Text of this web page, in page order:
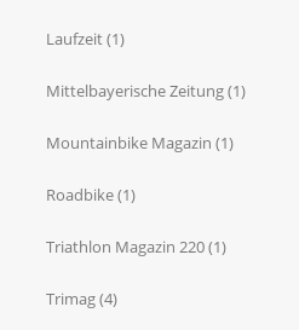
Laufzeit(1)
Mittelbayerische Zeitung(1)
Mountainbike Magazin (1)
Roadbike(1)
Triathlon Magazin 220(1)
Trimag(4)